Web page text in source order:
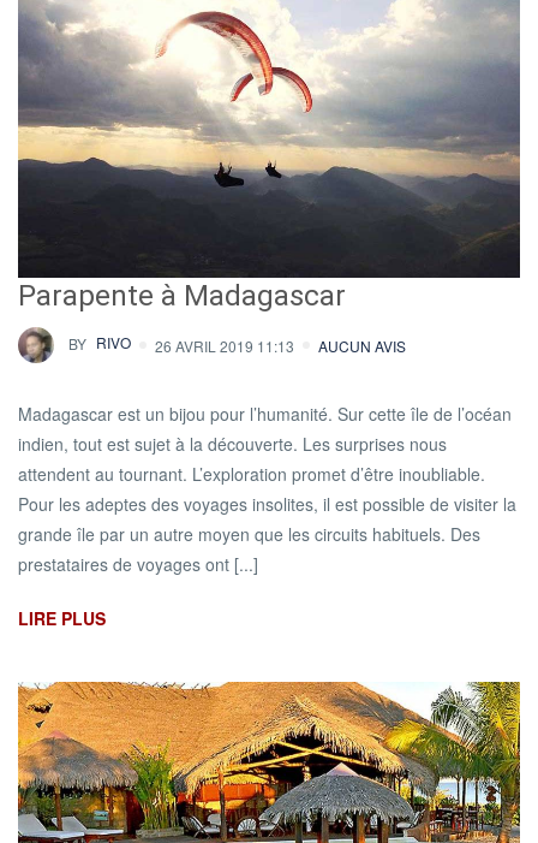
Parapente à Madagascar
BY RIVO 26 AVRIL 2019 11:13 AUCUN AVIS
Madagascar est un bijou pour l’humanité. Sur cette île de l’océan
indien, tout est sujet à la découverte. Les surprises nous
attendent au tournant. L’exploration promet d’être inoubliable.
Pour les adeptes des voyages insolites, il est possible de visiter la
grande île par un autre moyen que les circuits habituels. Des
prestataires de voyages ont [...]
LIRE PLUS